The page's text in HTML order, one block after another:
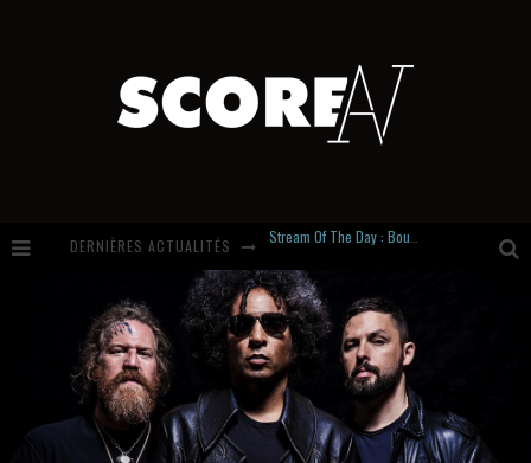
DERNIÈRES ACTUALITÉS Russian Circles share « Empath » & « Eluvial » singles. Same Language. Different Damage.
Introducing Newcomer : Gudewife
Stream Of The Day : Boundaries